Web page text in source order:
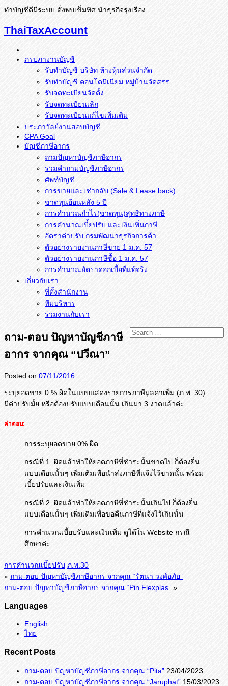
ทำบัญชีดีมีระบบ ดั่งพบเข็มทิศ นำธุรกิจรุ่งเรือง :
ThaiTaxAccount
ภรปภางานบัญชี
รับทำบัญชี บริษัท ห้างหุ้นส่วนจำกัด
รับทำบัญชี คอนโดมิเนียม หมู่บ้านจัดสรร
รับจดทะเบียนจัดตั้ง
รับจดทะเบียนเลิก
รับจดทะเบียนแก้ไขเพิ่มเติม
ประภาวัลย์งานสอบบัญชี
CPA Goal
บัญชีภาษีอากร
ถามปัญหาบัญชีภาษีอากร
รวมคำถามบัญชีภาษีอากร
ศัพท์บัญชี
การขายและเช่ากลับ (Sale & Lease back)
ขาดทุนย้อนหลัง 5 ปี
การคำนวณกำไร(ขาดทุน)สุทธิทางภาษี
การคำนวณเบี้ยปรับ และเงินเพิ่มภาษี
อัตราค่าปรับ กรมพัฒนาธุรกิจการค้า
ตัวอย่างรายงานภาษีขาย 1 ม.ค. 57
การคำนวณอัตราดอกเบี้ยที่แท้จริง
เกี่ยวกับเรา
ที่ตั้งสำนักงาน
ทีมบริหาร
ร่วมงานกับเรา
ถาม-ตอบ ปัญหาบัญชีภาษี
อากร จากคุณ “ปวีณา”
Posted on 07/11/2016
ระบุยอดขาย 0 % ผิดในแบบแสดงรายการภาษีมูลค่าเพิ่ม (ภ.พ. 30)
มีค่าปรับมั้ย หรือต้องปรับแบบเดือนนั้น เกินมา 3 งวดแล้วค่ะ
คำตอบ:
การระบุยอดขาย 0% ผิด
กรณีที่ 1. ผิดแล้วทำให้ยอดภาษีที่ชำระนั้นขาดไป ก็ต้องยื่น
แบบเดือนนั้นๆ เพิ่มเติมเพื่อนำส่งภาษีที่แจ้งไว้ขาดนั้น พร้อม
เบี้ยปรับและเงินเพิ่ม
กรณีที่ 2. ผิดแล้วทำให้ยอดภาษีที่ชำระนั้นเกินไป ก็ต้องยื่น
แบบเดือนนั้นๆ เพิ่มเติมเพื่อขอคืนภาษีที่แจ้งไว้เกินนั้น
การคำนวณเบี้ยปรับและเงินเพิ่ม ดูได้ใน Website กรณี
ศึกษาค่ะ
การคำนวณเบี้ยปรับ ภ.พ.30
« ถาม-ตอบ ปัญหาบัญชีภาษีอากร จากคุณ “รัตนา วงศ์อภัย”
ถาม-ตอบ ปัญหาบัญชีภาษีอากร จากคุณ “Pin Flexplas” »
Languages
English
ไทย
Recent Posts
ถาม-ตอบ ปัญหาบัญชีภาษีอากร จากคุณ “Pita” 23/04/2023
ถาม-ตอบ ปัญหาบัญชีภาษีอากร จากคุณ “Jaruphat” 15/03/2023